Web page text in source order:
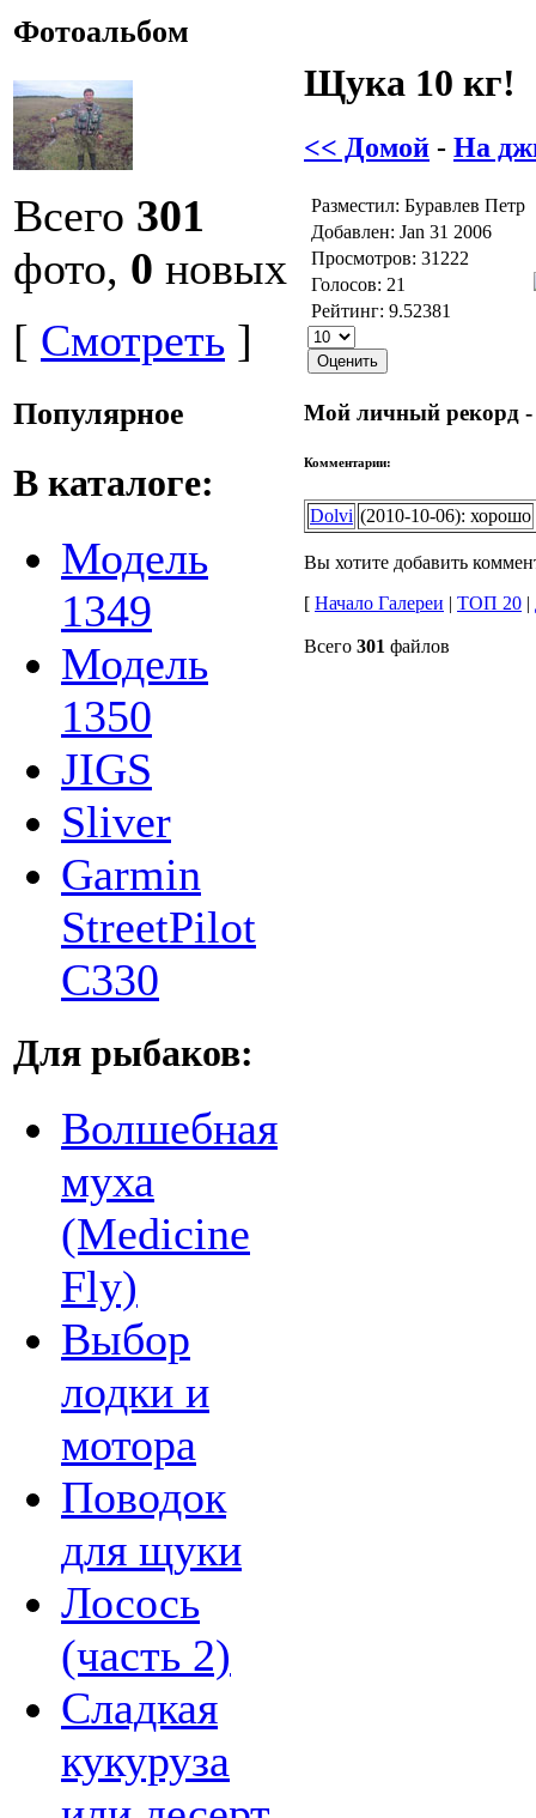
Фотоальбом
Всего 301
фото, 0 новых
[ Смотреть ]
Популярное
В каталоге:
Модель
1349
Модель
1350
JIGS
Sliver
Garmin
StreetPilot
C330
Для рыбаков:
Волшебная
муха
(Medicine
Fly)
Выбор
лодки и
мотора
Поводок
для щуки
Лосось
(часть 2)
Сладкая
кукуруза
Щука 10 кг!
<< Домой - На
Разместил: Буравлев Петр
Добавлен: Jan 31 2006
Просмотров: 31222
Голосов: 21
Рейтинг: 9.52381
Мой личный рекорд -
Комментарии:
Dolvi (2010-10-06): хорошо
Вы хотите добавить
[ Начало Галереи | TOП 20 |
Всего 301 файлов